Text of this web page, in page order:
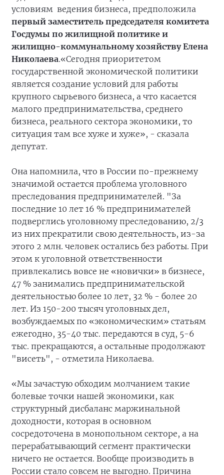
условиям ведения бизнеса, предположила
первый заместитель председателя комитета
Госдумы по жилищной политике и
жилищно-коммунальному хозяйству Елена
Николаева.«Сегодня приоритетом
государственной экономической политики
является создание условий для работы
крупного сырьевого бизнеса, а что касается
малого предпринимательства, среднего
бизнеса, реального сектора экономики, то
ситуация там все хуже и хуже», - сказала
депутат.
Она напомнила, что в России по-прежнему
значимой остается проблема уголовного
преследования предпринимателей. "За
последние 10 лет 16 % предпринимателей
подверглись уголовному преследованию, 2/3
из них прекратили свою деятельность, из-за
этого 2 млн. человек остались без работы. При
этом к уголовной ответственности
привлекались вовсе не «новички» в бизнесе,
47 % занимались предпринимательской
деятельностью более 10 лет, 32 % - более 20
лет. Из 150-200 тысяч уголовных дел,
возбуждаемых по «экономическим» статьям
ежегодно, 35-40 тыс. передаются в суд, 5-6
тыс. прекращаются, а остальные продолжают
"висеть", - отметила Николаева.
«Мы зачастую обходим молчанием такие
болевые точки нашей экономики, как
структурный дисбаланс маржинальной
доходности, которая в основном
сосредоточена в монопольном секторе, а на
перерабатывающий сегмент практически
ничего не остается. Вообще производить в
России стало совсем не выгодно. Причина